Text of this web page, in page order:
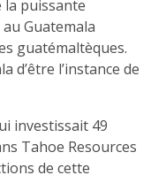
puissante
Guatemala
guatémaltèques.
d’être l’instance de
investissait 49
Tahoe Resources
de cette